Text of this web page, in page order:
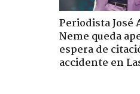
Periodista José
Neme queda
espera de
accidente en